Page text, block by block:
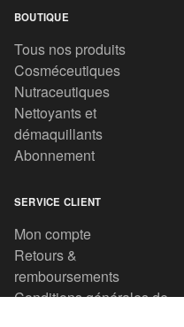
BOUTIQUE
Tous nos produits
Cosméceutiques
Nutraceutiques
Nettoyants et
démaquillants
Abonnement
SERVICE CLIENT
Mon compte
Retours &
remboursements
Conditions générales de